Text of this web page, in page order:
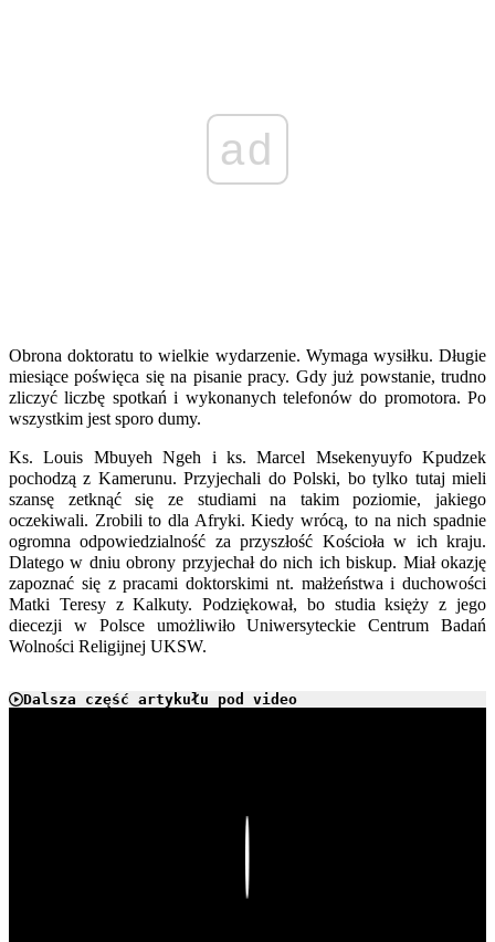
ad
Obrona doktoratu to wielkie wydarzenie. Wymaga wysiłku. Długie
miesiące poświęca się na pisanie pracy. Gdy już powstanie, trudno
zliczyć liczbę spotkań i wykonanych telefonów do promotora. Po
wszystkim jest sporo dumy.
Ks. Louis Mbuyeh Ngeh i ks. Marcel Msekenyuyfo Kpudzek
pochodzą z Kamerunu. Przyjechali do Polski, bo tylko tutaj mieli
szansę zetknąć się ze studiami na takim poziomie, jakiego
oczekiwali. Zrobili to dla Afryki. Kiedy wrócą, to na nich spadnie
ogromna odpowiedzialność za przyszłość Kościoła w ich kraju.
Dlatego w dniu obrony przyjechał do nich ich biskup. Miał okazję
zapoznać się z pracami doktorskimi nt. małżeństwa i duchowości
Matki Teresy z Kalkuty. Podziękował, bo studia księży z jego
diecezji w Polsce umożliwiło Uniwersyteckie Centrum Badań
Wolności Religijnej UKSW.
Dalsza część artykułu pod video